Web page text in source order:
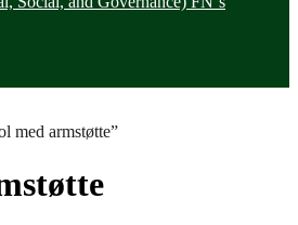
med armstøtte”